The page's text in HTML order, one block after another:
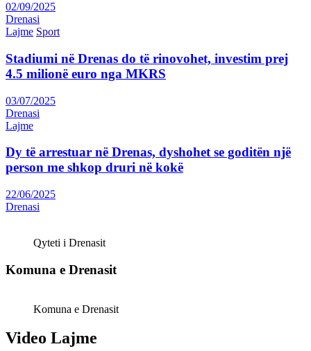
02/09/2025
Drenasi
Lajme Sport
Stadiumi në Drenas do të rinovohet, investim prej
4.5 milionë euro nga MKRS
03/07/2025
Drenasi
Lajme
Dy të arrestuar në Drenas, dyshohet se goditën një
person me shkop druri në kokë
22/06/2025
Drenasi
Qyteti i Drenasit
Komuna e Drenasit
Komuna e Drenasit
Video Lajme